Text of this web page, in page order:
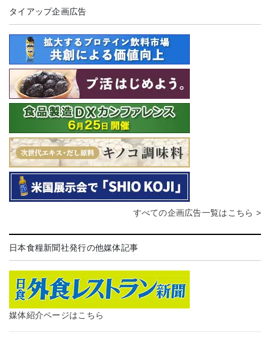
タイアップ企画広告
すべての企画広告一覧はこちら >
日本食糧新聞社発行の他媒体記事
媒体紹介ページはこちら